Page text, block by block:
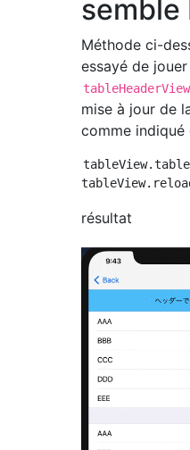
semble
Méthode ci-
essayé de
tableHeaderView
mise à jour de
comme indiqué
résultat